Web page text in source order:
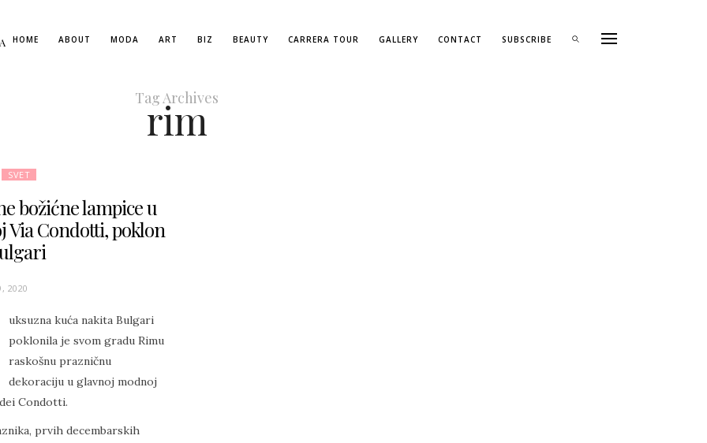
HOME ABOUT MODA ART BIZ BEAUTY CARRERA TOUR GALLERY CONTACT SUBSCRIBE
Tag Archives
rim
SVET
božićne lampice u
Via Condotti, poklon
2020
uksuzna kuća nakita Bulgari
poklonila je svom gradu Rimu
raskošnu prazničnu
dekoraciju u glavnoj modnoj
Condotti.
prvih decembarskih